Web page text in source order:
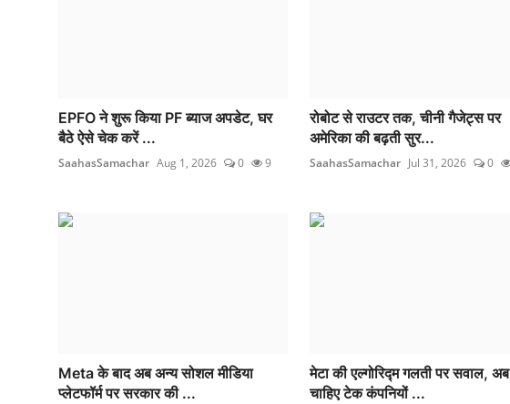
EPFO ने शुरू किया PF ब्याज अपडेट, घर
बैठे ऐसे चेक करें ...
SaahasSamachar Aug 1, 2026 0 9
रोबोट से राउटर तक, चीनी गैजेट्स पर
अमेरिका की बढ़ती सुर...
SaahasSamachar Jul 31, 2026 0
Meta के बाद अब अन्य सोशल मीडिया
प्लेटफॉर्म पर सरकार की ...
मेटा की एल्गोरिद्म गलती पर सवाल, अब
चाहिए टेक कंपनियों ...